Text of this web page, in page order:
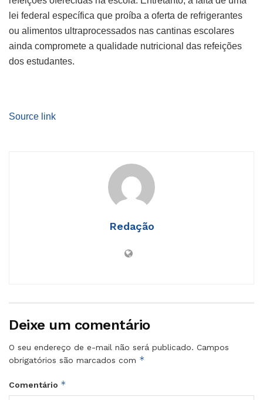
lei federal específica que proíba a oferta de refrigerantes
ou alimentos ultraprocessados nas cantinas escolares
ainda compromete a qualidade nutricional das refeições
dos estudantes.
Source link
Redação
Deixe um comentário
O seu endereço de e-mail não será publicado. Campos
obrigatórios são marcados com *
Comentário *